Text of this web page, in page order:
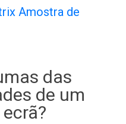
Amostra de
das
de um